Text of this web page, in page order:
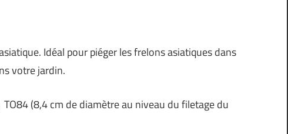
Idéal pour piéger les frelons asiatiques dans
votre jardin.
(8,4 cm de diamètre au niveau du filetage du